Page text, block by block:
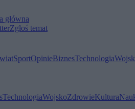
główna
Zgłoś temat
SportOpinieBiznesTechnologia
TechnologiaWojskoZdrowieKultura